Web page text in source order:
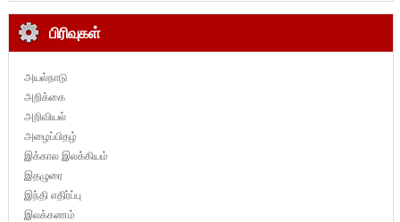
பிரிவுகள்
அயல்நாடு
அறிக்கை
அறிவியல்
அழைப்பிதழ்
இக்கால இலக்கியம்
இதழுரை
இந்தி எதிர்ப்பு
இலக்கணம்